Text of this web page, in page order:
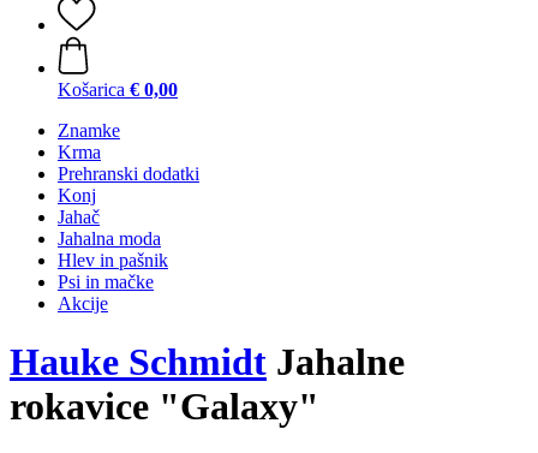
Košarica € 0,00
Znamke
Krma
Prehranski dodatki
Konj
Jahač
Jahalna moda
Hlev in pašnik
Psi in mačke
Akcije
Hauke Schmidt Jahalne
rokavice "Galaxy"